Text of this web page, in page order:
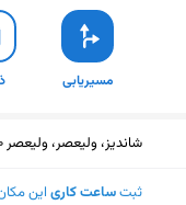
مسیریابی
شاندیز، ولیعصر، ولیعصر 10، بلوار دانشسرا، مجموعه تفریحی پدیده شاندیز
ثبتساعت کاری این